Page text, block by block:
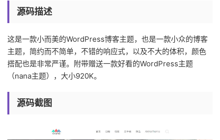
源码描述
这是一款小而美的WordPress博客主题，也是一款小众的博客
主题，简约而不简单，不错的响应式，以及不大的体积，颜色
搭配也是非常严谨。附带赠送一款好看的WordPress主题
（nana主题），大小920K。
源码截图